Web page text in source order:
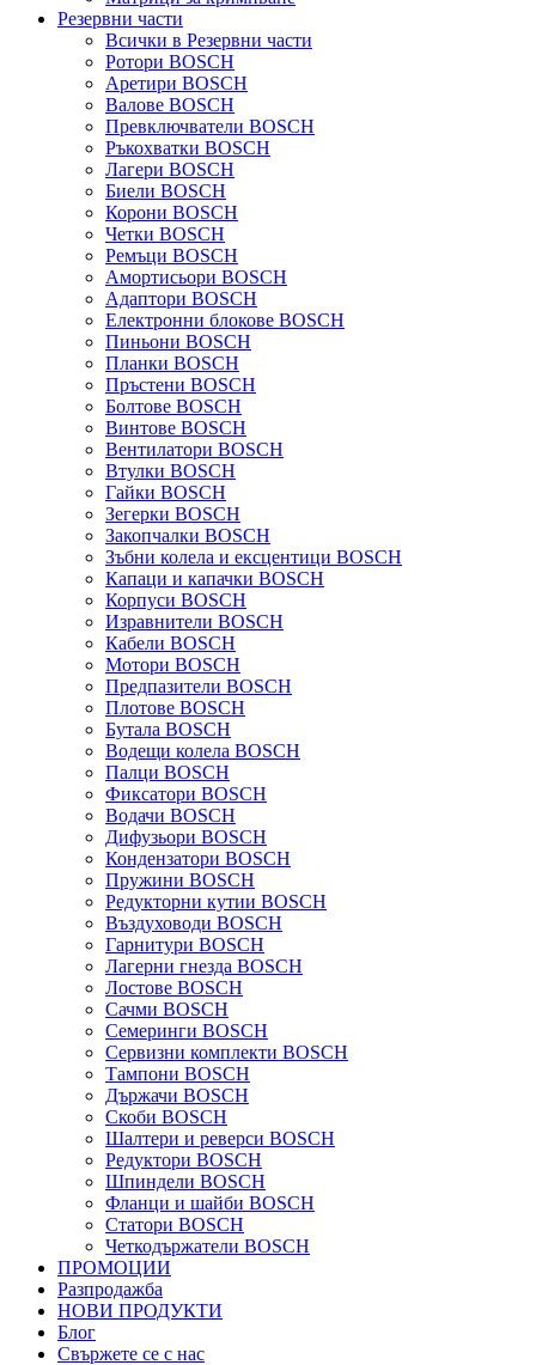
Резервни части
Всички в Резервни части
Ротори BOSCH
Аретири BOSCH
Валове BOSCH
Превключватели BOSCH
Ръкохватки BOSCH
Лагери BOSCH
Биели BOSCH
Корони BOSCH
Четки BOSCH
Ремъци BOSCH
Амортисьори BOSCH
Адаптори BOSCH
Електронни блокове BOSCH
Пиньони BOSCH
Планки BOSCH
Пръстени BOSCH
Болтове BOSCH
Винтове BOSCH
Вентилатори BOSCH
Втулки BOSCH
Гайки BOSCH
Зегерки BOSCH
Закопчалки BOSCH
Зъбни колела и ексцентици BOSCH
Капаци и капачки BOSCH
Корпуси BOSCH
Изравнители BOSCH
Кабели BOSCH
Мотори BOSCH
Предпазители BOSCH
Плотове BOSCH
Бутала BOSCH
Водещи колела BOSCH
Палци BOSCH
Фиксатори BOSCH
Водачи BOSCH
Дифузьори BOSCH
Кондензатори BOSCH
Пружини BOSCH
Редукторни кутии BOSCH
Въздуховоди BOSCH
Гарнитури BOSCH
Лагерни гнезда BOSCH
Лостове BOSCH
Сачми BOSCH
Семеринги BOSCH
Сервизни комплекти BOSCH
Тампони BOSCH
Държачи BOSCH
Скоби BOSCH
Шалтери и реверси BOSCH
Редуктори BOSCH
Шпиндели BOSCH
Фланци и шайби BOSCH
Статори BOSCH
Четкодържатели BOSCH
ПРОМОЦИИ
Разпродажба
НОВИ ПРОДУКТИ
Блог
Свържете се с нас